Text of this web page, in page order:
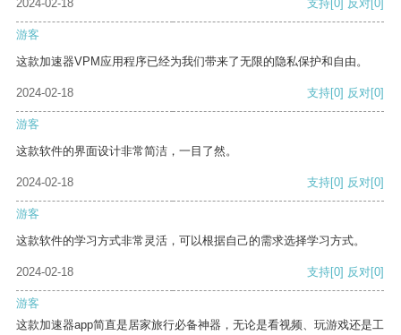
2024-02-18
支持[0] 反对[0]
游客
这款加速器VPM应用程序已经为我们带来了无限的隐私保护和自由。
2024-02-18 支持[0] 反对[0]
游客
这款软件的界面设计非常简洁，一目了然。
2024-02-18 支持[0] 反对[0]
游客
这款软件的学习方式非常灵活，可以根据自己的需求选择学习方式。
2024-02-18 支持[0] 反对[0]
游客
这款加速器app简直是居家旅行必备神器，无论是看视频、玩游戏还是工